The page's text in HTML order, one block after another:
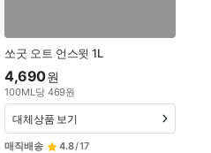
쏘굿 오트 언스윗 1L
4,690원
100ML당 469원
매직배송 4.8/17
대체상품 보기